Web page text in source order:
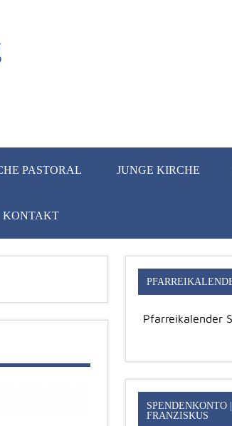
PASTORAL JUNGE KIRCHE
KONTAKT
Pfarreikalender
SPENDENKONTO
FRANZISKUS